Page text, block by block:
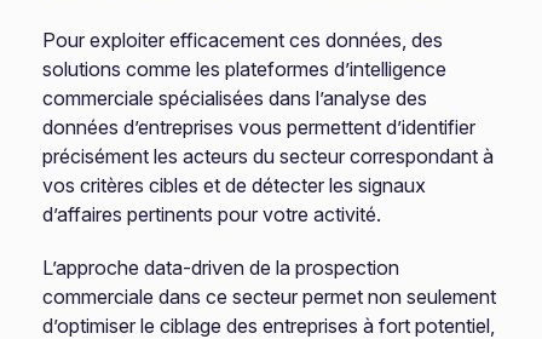
Pour exploiter efficacement ces données, des
solutions comme les plateformes d’intelligence
commerciale spécialisées dans l’analyse des
données d’entreprises vous permettent d’identifier
précisément les acteurs du secteur correspondant à
vos critères cibles et de détecter les signaux
d’affaires pertinents pour votre activité.
L’approche data-driven de la prospection
commerciale dans ce secteur permet non seulement
d’optimiser le ciblage des entreprises à fort potentiel,